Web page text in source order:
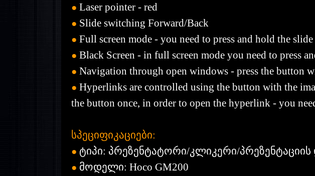
● Laser pointer - red
● Slide switching Forward/Back
● Full screen mode - you need to press and hold the
● Black Screen - in full screen mode you need to press
● Navigation through open windows - press the button
● Hyperlinks are controlled using the button with the
the button once, in order to open the hyperlink - you
სპეციფიკაციები:
● ტიპი: პრეზენტატორი/კლიკერი/
● მოდელი: Hoco GM200